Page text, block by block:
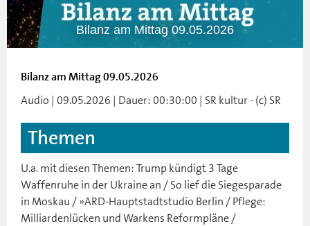
Bilanz am Mittag 09.05.2026
Bilanz am Mittag 09.05.2026
Audio | 09.05.2026 | Dauer: 00:30:00 | SR kultur - (c) SR
Themen
U.a. mit diesen Themen: Trump kündigt 3 Tage
Waffenruhe in der Ukraine an / So lief die Siegesparade
in Moskau / »ARD-Hauptstadtstudio Berlin / Pflege:
Milliardenlücken und Warkens Reformpläne /